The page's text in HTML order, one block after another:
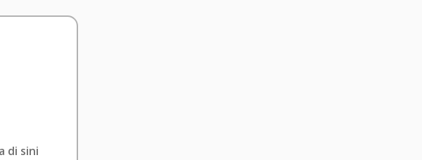
di sini